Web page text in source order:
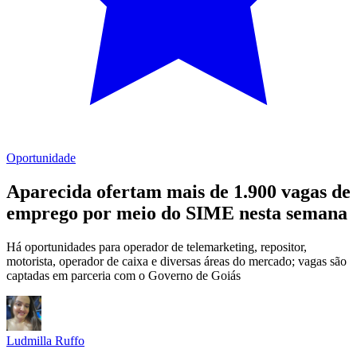
Oportunidade
Aparecida ofertam mais de 1.900 vagas de
emprego por meio do SIME nesta semana
Há oportunidades para operador de telemarketing, repositor,
motorista, operador de caixa e diversas áreas do mercado; vagas são
captadas em parceria com o Governo de Goiás
Ludmilla Ruffo